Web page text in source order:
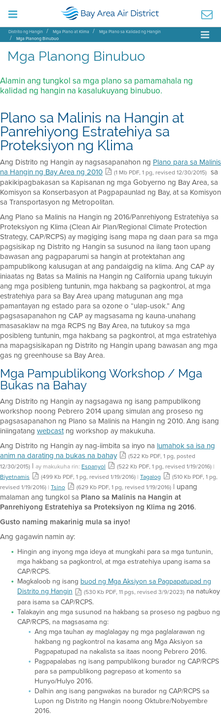
Distrito ng Hangin Mga Plano at Klima
Mga Plano sa Kalidad ng Hangin
Mga Planong Binubuo
Mga Planong Binubuo
Alamin ang tungkol sa mga plano sa pamamahala ng
kalidad ng hangin na kasalukuyang binubuo.
Plano sa Malinis na Hangin at
Panrehiyong Estratehiya sa
Proteksiyon ng Klima
Ang Distrito ng Hangin ay nagsasapanahon ng Plano para sa Malinis
na Hangin ng Bay Area ng 2010
(1 Mb PDF, 1 pg, revised 12/30/2015) sa
pakikipagbakasan sa Kapisanan ng mga Gobyerno ng Bay Area, sa
Komisyon sa Konserbasyon at Pagpapaunlad ng Bay, at sa Komisyon
sa Transportasyon ng Metropolitan.
Ang Plano sa Malinis na Hangin ng 2016/Panrehiyong Estratehiya sa
Proteksiyon ng Klima (Clean Air Plan/Regional Climate Protection
Strategy, CAP/RCPS) ay magiging isang mapa ng daan para sa mga
pagsisikap ng Distrito ng Hangin sa susunod na ilang taon upang
bawasan ang pagpaparumi sa hangin at protektahan ang
pampublikong kalusugan at ang pandaigdig na klima. Ang CAP ay
iniaatas ng Batas sa Malinis na Hangin ng California upang tukuyin
ang mga posibleng tuntunin, mga hakbang sa pagkontrol, at mga
estratehiya para sa Bay Area upang matugunan ang mga
pamantayan ng estado para sa ozone o “ulap-usok.” Ang
pagsasapanahon ng CAP ay magsasama ng kauna-unahang
masasaklaw na mga RCPS ng Bay Area, na tutukoy sa mga
posibleng tuntunin, mga hakbang sa pagkontrol, at mga estratehiya
na mapagsisikapan ng Distrito ng Hangin upang bawasan ang mga
gas ng greenhouse sa Bay Area.
Mga Pampublikong Workshop / Mga
Bukas na Bahay
Ang Distrito ng Hangin ay nagsagawa ng isang pampublikong
workshop noong Pebrero 2014 upang simulan ang proseso ng
pagsasapanahon ng Plano sa Malinis na Hangin ng 2010. Ang isang
iniingatang webcastng workshop ay makukuha.
Ang Distrito ng Hangin ay nag-iimbita sa inyo na lumahok sa isa ng
anim na darating na bukas na bahay
(522 Kb PDF, 1 pg, posted
12/30/2015) | ay makukuha rin: Espanyol (522 Kb PDF, 1 pg, revised 1/19/2016) |
Biyetnamis
(499 Kb PDF, 1 pg, revised 1/19/2016) | Tagalog
(510 Kb PDF, 1 pg,
revised 1/19/2016) | Tsino (629 Kb PDF, 1 pg, revised 1/19/2016) | upang
malaman ang tungkol sa Plano sa Malinis na Hangin at
Panrehiyong Estratehiya sa Proteksiyon ng Klima ng 2016.
Gusto naming makarinig mula sa inyo!
Ang gagawin namin ay:
Hingin ang inyong mga ideya at mungkahi para sa mga tuntunin,
mga hakbang sa pagkontrol, at mga estratehiya upang isama sa
CAP/RCPS.
Magkaloob ng isang buod ng Mga Aksiyon sa Pagpapatupad ng
Distrito ng Hangin
(530 Kb PDF, 11 pgs, revised 3/9/2023) na natukoy
para isama sa CAP/RCPS.
Talakayin ang mga susunod na hakbang sa proseso ng pagbuo ng
CAP/RCPS, na magsasama ng:
Ang mga tauhan ay maglalagay ng mga paglalarawan ng
hakbang ng pagkontrol na kasama ang Mga Aksiyon sa
Pagpapatupad na nakalista sa itaas noong Pebrero 2016.
Pagpapalabas ng isang pampublikong burador ng CAP/RCPS
para sa pampublikong pagrepaso at komento sa
Hunyo/Hulyo 2016.
Dalhin ang isang pangwakas na burador ng CAP/RCPS sa
Lupon ng Distrito ng Hangin noong Oktubre/Nobyembre
2016.